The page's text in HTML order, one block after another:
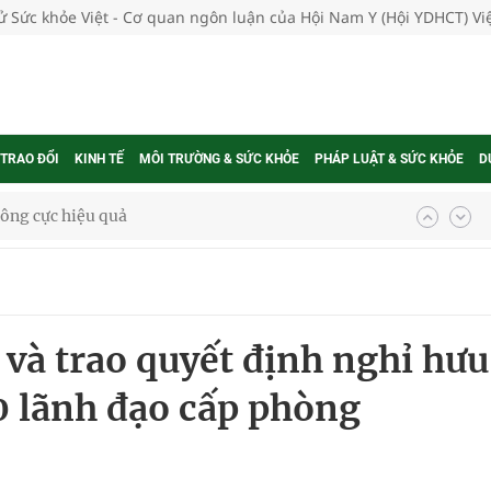
Sức khỏe Việt - Cơ quan ngôn luận của Hội Nam Y (Hội YDHCT)
ĐỔI KINH TẾ MÔI TRƯỜNG & SỨC KHỎE PHÁP LUẬT & SỨC KHỎE
cực hiệu quả
thực tế
ung thư
trao quyết định nghỉ hưu
đạo cấp phòng